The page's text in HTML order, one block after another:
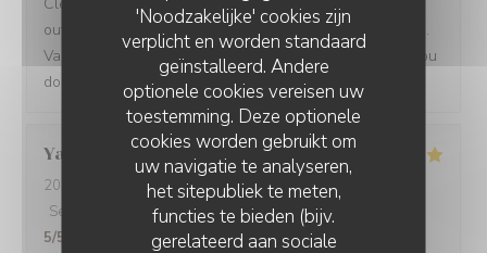
'Noodzakelijke' cookies zijn
verplicht en worden standaard
geïnstalleerd. Andere
optionele cookies vereisen uw
toestemming. Deze optionele
cookies worden gebruikt om
uw navigatie te analyseren,
het sitepubliek te meten,
functies te bieden (bijv.
gerelateerd aan sociale
outstanding. I liked the fact that the kitchen can not hide.
Value for money. Well done, please keep doing what you
do. A la prochaine.
Yasmina B
2024-09-13
- 21:00 - Gasten 2
Service
Atmosfeer: 5 /5 Keuken:5 /5 Kwaliteit / Prijs
5/5